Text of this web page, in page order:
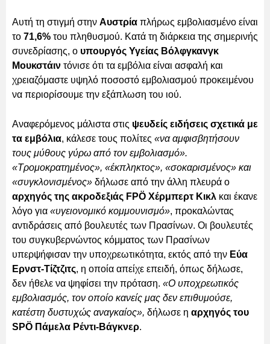
Αυτή τη στιγμή στην Αυστρία πλήρως εμβολιασμένο είναι
το 71,6% του πληθυσμού. Κατά τη διάρκεια της σημερινής
συνεδρίασης, ο υπουργός Υγείας Βόλφγκανγκ
Μουκστάιν τόνισε ότι τα εμβόλια είναι ασφαλή και
χρειαζόμαστε υψηλό ποσοστό εμβολιασμού προκειμένου
να περιορίσουμε την εξάπλωση του ιού.
Αναφερόμενος μάλιστα στις ψευδείς ειδήσεις σχετικά με
τα εμβόλια, κάλεσε τους πολίτες «να αμφισβητήσουν
τους μύθους γύρω από τον εμβολιασμό».
«Τρομοκρατημένος», «έκπληκτος», «σοκαρισμένος» και
«συγκλονισμένος» δήλωσε από την άλλη πλευρά ο
αρχηγός της ακροδεξιάς FPÖ Χέρμπερτ Κικλ και έκανε
λόγο για «υγειονομικό κομμουνισμό», προκαλώντας
αντιδράσεις από βουλευτές των Πρασίνων. Οι βουλευτές
του συγκυβερνώντος κόμματος των Πρασίνων
υπερψήφισαν την υποχρεωτικότητα, εκτός από την Εύα
Ερνστ-Τίζτζιτς, η οποία απείχε επειδή, όπως δήλωσε,
δεν ήθελε να ψηφίσει την πρόταση. «Ο υποχρεωτικός
εμβολιασμός, τον οποίο κανείς μας δεν επιθυμούσε,
κατέστη δυστυχώς αναγκαίος», δήλωσε η αρχηγός του
SPÖ Πάμελα Ρέντι-Βάγκνερ.